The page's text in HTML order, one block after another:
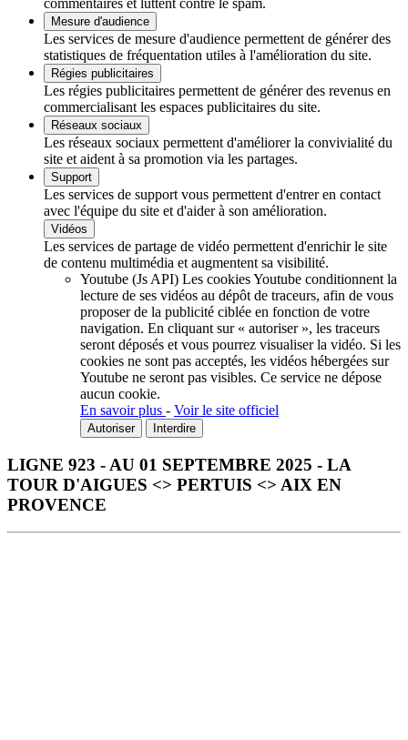
commentaires et luttent contre le spam.
Mesure d'audience
Les services de mesure d'audience permettent de générer des
statistiques de fréquentation utiles à l'amélioration du site.
Régies publicitaires
Les régies publicitaires permettent de générer des revenus en
commercialisant les espaces publicitaires du site.
Réseaux sociaux
Les réseaux sociaux permettent d'améliorer la convivialité du
site et aident à sa promotion via les partages.
Support
Les services de support vous permettent d'entrer en contact
avec l'équipe du site et d'aider à son amélioration.
Vidéos
Les services de partage de vidéo permettent d'enrichir le site
de contenu multimédia et augmentent sa visibilité.
Youtube (Js API) Les cookies Youtube conditionnent la
lecture de ses vidéos au dépôt de traceurs, afin de vous
proposer de la publicité ciblée en fonction de votre
navigation. En cliquant sur « autoriser », les traceurs
seront déposés et vous pourrez visualiser la vidéo. Si les
cookies ne sont pas acceptés, les vidéos hébergées sur
Youtube ne seront pas visibles. Ce service ne dépose
aucun cookie.
En savoir plus - Voir le site officiel
Autoriser Interdire
LIGNE 923 - AU 01 SEPTEMBRE 2025 - LA
TOUR D'AIGUES <> PERTUIS <> AIX EN
PROVENCE